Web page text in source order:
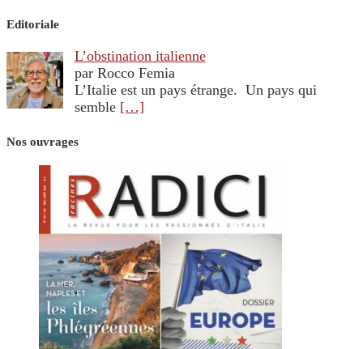
Editoriale
L’obstination italienne
par Rocco Femia
L’Italie est un pays étrange. Un pays qui
semble […]
Nos ouvrages